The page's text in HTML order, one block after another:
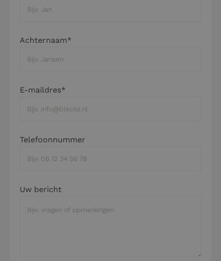
Achternaam*
E-maildres*
Telefoonnummer
Uw bericht